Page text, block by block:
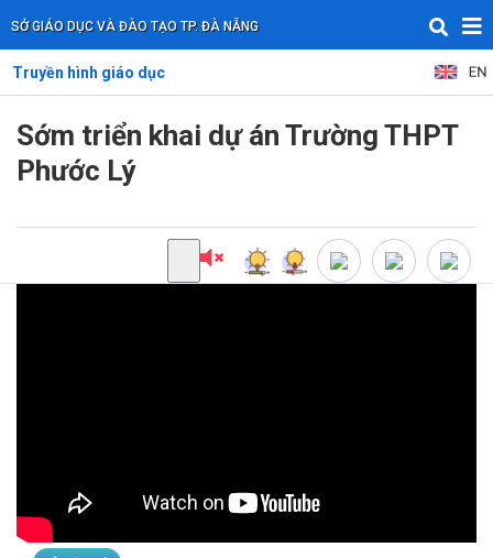
SỞ GIÁO DỤC VÀ ĐÀO TẠO TP. ĐÀ NẴNG
Truyền hình giáo dục
Sớm triển khai dự án Trường THPT
Phước Lý